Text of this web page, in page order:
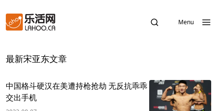
Menu
最新宋亚东文章
中国格斗硬汉在美遭持枪抢劫 无反抗乖乖
交出手机